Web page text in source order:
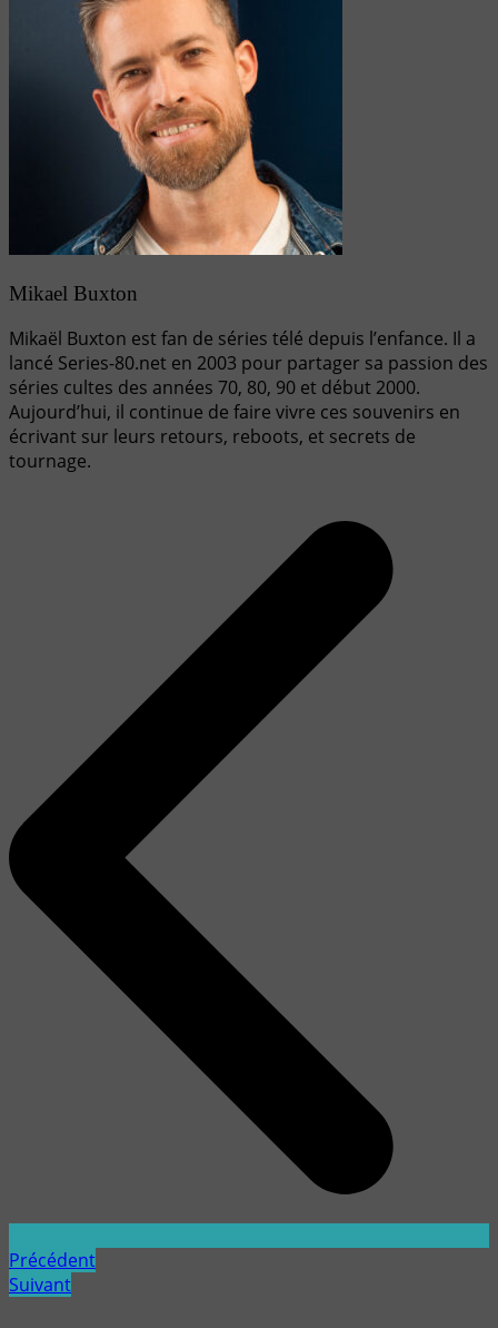
Mikael Buxton
Mikaël Buxton est fan de séries télé depuis l’enfance. Il a
lancé Series-80.net en 2003 pour partager sa passion des
séries cultes des années 70, 80, 90 et début 2000.
Aujourd’hui, il continue de faire vivre ces souvenirs en
écrivant sur leurs retours, reboots, et secrets de
tournage.
Précédent
Suivant